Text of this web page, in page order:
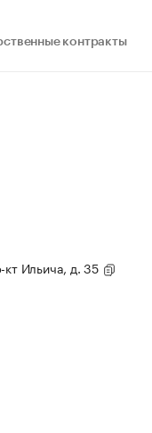
контракты
кт Ильича, д. 35